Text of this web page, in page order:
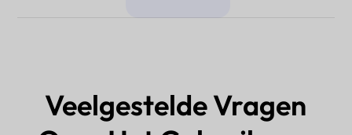
Veelgestelde Vragen